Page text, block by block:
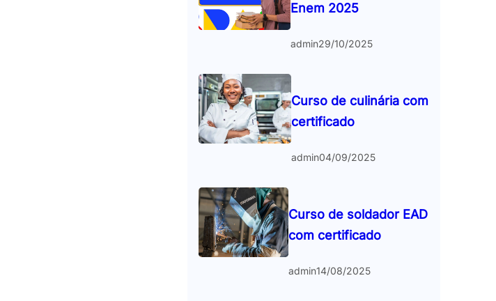
Enem 2025
admin29/10/2025
Curso de culinária com
certificado
admin04/09/2025
Curso de soldador EAD
com certificado
admin14/08/2025